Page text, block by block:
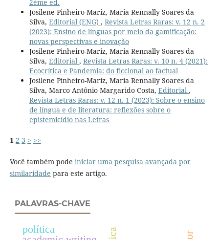
2ème ed.
Josilene Pinheiro-Mariz, Maria Rennally Soares da
Silva, Editorial (ENG) , Revista Letras Raras: v. 12 n. 2
(2023): Ensino de línguas por meio da gamificação:
novas perspectivas e inovação
Josilene Pinheiro-Mariz, Maria Rennally Soares da
Silva, Editorial , Revista Letras Raras: v. 10 n. 4 (2021):
Ecocrítica e Pandemia: do ficcional ao factual
Josilene Pinheiro-Mariz, Maria Rennally Soares da
Silva, Marco Antônio Margarido Costa, Editorial ,
Revista Letras Raras: v. 12 n. 1 (2023): Sobre o ensino
de língua e de literatura: reflexões sobre o
epistemicídio nas Letras
1 2 3 > >>
Você também pode iniciar uma pesquisa avançada por
similaridade para este artigo.
PALAVRAS-CHAVE
política